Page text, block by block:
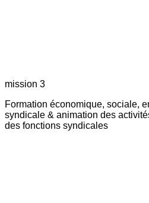
mission 3
Formation économique, sociale,
syndicale & animation des
des fonctions syndicales